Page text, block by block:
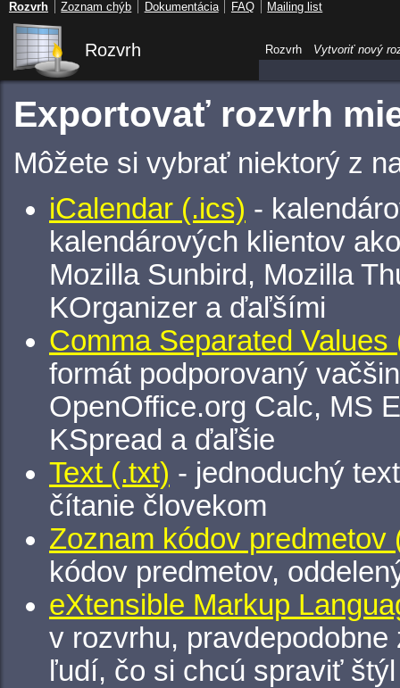
Rozvrh
Exportovať rozvrh
Môžete si vybrať niektorý z
iCalendar (.ics) -
kalendárových klientov
Mozilla Sunbird, Mozilla
KOrganizer a ďaľšími
Comma Separated Values
formát podporovaný
OpenOffice.org Calc, MS
KSpread a ďaľšie
Text (.txt) - jednoduchý
čítanie človekom
Zoznam kódov predmetov
kódov predmetov,
eXtensible Markup
v rozvrhu,
ľudí, čo si chcú spraviť
Rozvrh Vytvoriť nový
Rozvrh Zoznam chýb Dokumentácia FAQ Mailing list